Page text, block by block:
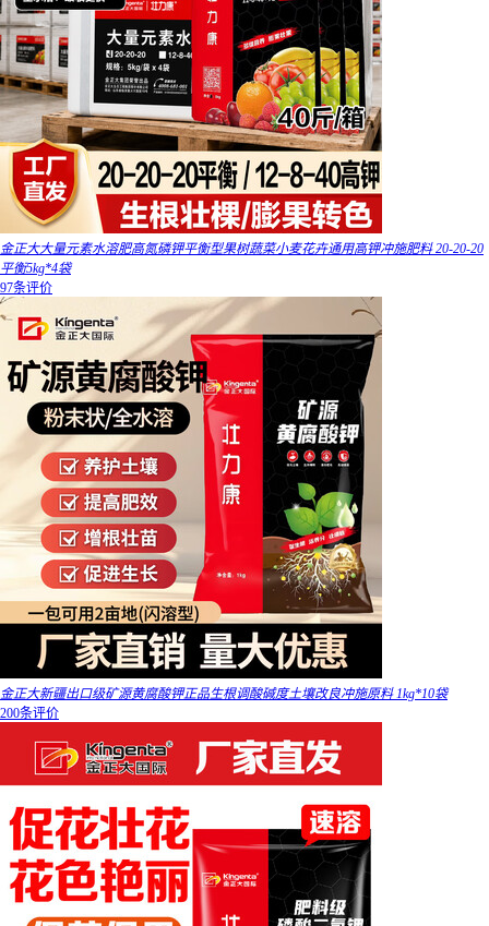
金正大大量元素水溶肥高氮磷钾平衡型果树蔬菜小麦花卉通用高钾冲施肥料 20-20-20
平衡5kg*4袋
97条评价
金正大新疆出口级矿源黄腐酸钾正品生根调酸碱度土壤改良冲施原料 1kg*10袋
200条评价